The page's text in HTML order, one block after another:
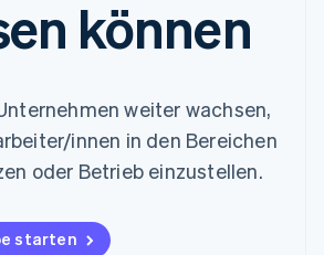
Datensynchronisierung
Branche
Reisen und
auf
der
um
gestützte
ausgeben: So
von
Roadmap
Sessions
Press
Team
können
weiter wachsen,
innen in den Bereichen
oder Betrieb einzustellen.
starten